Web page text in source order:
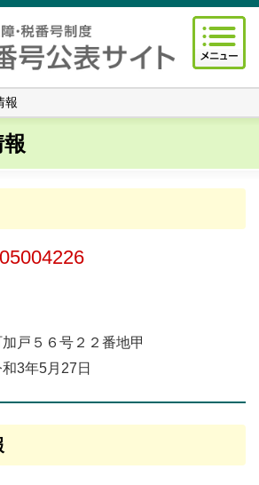
報
戸５６号２２番地甲
3年5月27日